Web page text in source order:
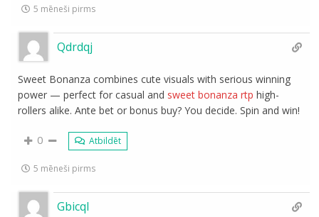
5 mēneši pirms
Qdrdqj
Sweet Bonanza combines cute visuals with serious winning
power — perfect for casual and sweet bonanza rtp high-
rollers alike. Ante bet or bonus buy? You decide. Spin and win!
0 Atbildēt
5 mēneši pirms
Gbicql